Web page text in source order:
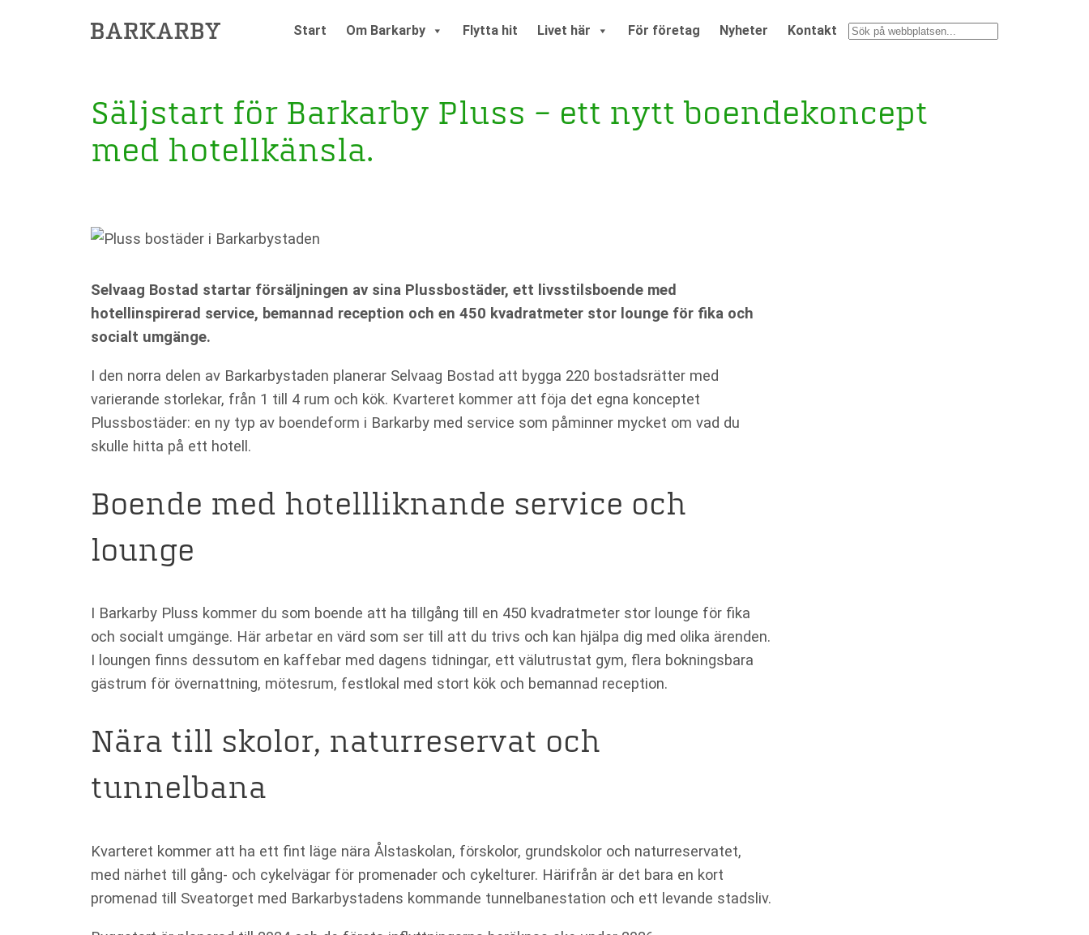
Start Om Barkarby Flytta hit Livet här För företag Nyheter Kontakt Sök
Säljstart för Barkarby Pluss – ett nytt boendekoncept
med hotellkänsla.
Selvaag Bostad startar försäljningen av sina Plussbostäder, ett livsstilsboende med
hotellinspirerad service, bemannad reception och en 450 kvadratmeter stor lounge för fika och
socialt umgänge.
I den norra delen av Barkarbystaden planerar Selvaag Bostad att bygga 220 bostadsrätter med
varierande storlekar, från 1 till 4 rum och kök. Kvarteret kommer att föja det egna konceptet
Plussbostäder: en ny typ av boendeform i Barkarby med service som påminner mycket om vad du
skulle hitta på ett hotell.
Boende med hotellliknande service och
lounge
I Barkarby Pluss kommer du som boende att ha tillgång till en 450 kvadratmeter stor lounge för fika
och socialt umgänge. Här arbetar en värd som ser till att du trivs och kan hjälpa dig med olika ärenden.
I loungen finns dessutom en kaffebar med dagens tidningar, ett välutrustat gym, flera bokningsbara
gästrum för övernattning, mötesrum, festlokal med stort kök och bemannad reception.
Nära till skolor, naturreservat och
tunnelbana
Kvarteret kommer att ha ett fint läge nära Ålstaskolan, förskolor, grundskolor och naturreservatet,
med närhet till gång- och cykelvägar för promenader och cykelturer. Härifrån är det bara en kort
promenad till Sveatorget med Barkarbystadens kommande tunnelbanestation och ett levande stadsliv.
Nödvändiga
Dessa kakor
går inte att
att hemsidan
För att vi ska